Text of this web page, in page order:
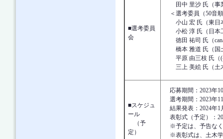
■選考委員
会
田中 里沙 氏（事
＜選考委員（50音
小山 宏 氏（東日本
小松 淳 氏（日本工
徳田 祐司 氏（
橋本 雅道 氏（国土
平原 由三枝 氏（(
三上 美絵 氏（土
■スケジュ
ール
（予
定）
応募期間：2023年
選考期間：2023年
結果発表：2024年1
表彰式（予定）：
※予定は、予告なく
※表彰式は、土木学